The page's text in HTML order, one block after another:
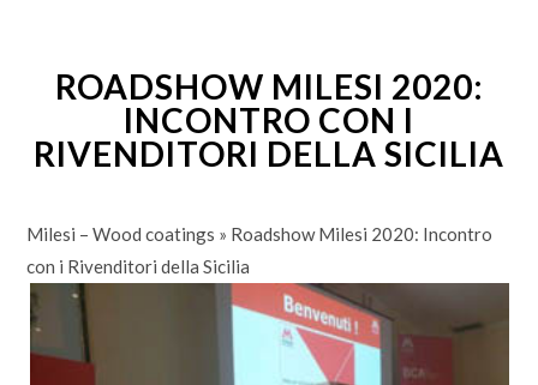
ROADSHOW MILESI 2020:
INCONTRO CON I
RIVENDITORI DELLA SICILIA
Milesi – Wood coatings » Roadshow Milesi 2020: Incontro
con i Rivenditori della Sicilia